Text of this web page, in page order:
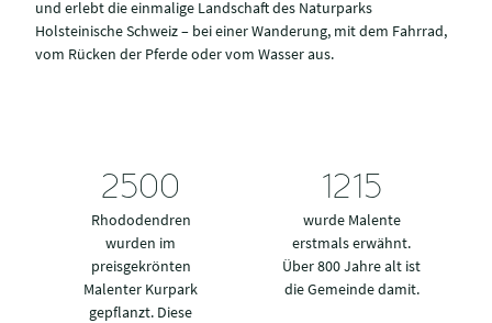
und erlebt die einmalige Landschaft des Naturparks
Holsteinische Schweiz – bei einer Wanderung, mit dem Fahrrad,
vom Rücken der Pferde oder vom Wasser aus.
2500
Rhododendren
wurden im
preisgekrönten
Malenter Kurpark
gepflanzt. Diese
1215
wurde Malente
erstmals erwähnt.
Über 800 Jahre alt ist
die Gemeinde damit.